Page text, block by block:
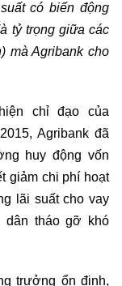
có biến động
tỷ trọng giữa các
mà Agribank cho
chỉ đạo của
Agribank đã
huy động vốn
giảm chi phí hoạt
lãi suất cho vay
dân tháo gỡ khó
trưởng ổn định,